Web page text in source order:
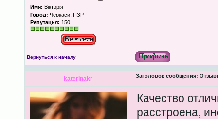
Имя: Вікторія
Город: Черкаси, ПЗР
Репутация: 150
Вернуться к началу
katerinakr Заголовок сообщения:
Качество
расстроена,